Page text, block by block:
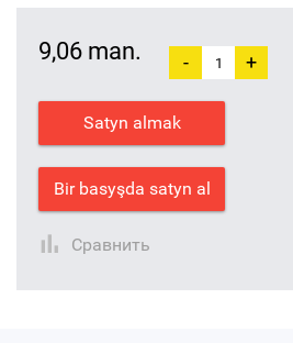
9,06 man. - +
Satyn almak
Bir basyşda satyn al
Сравнить